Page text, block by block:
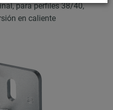
para perfiles 38/40,
en caliente